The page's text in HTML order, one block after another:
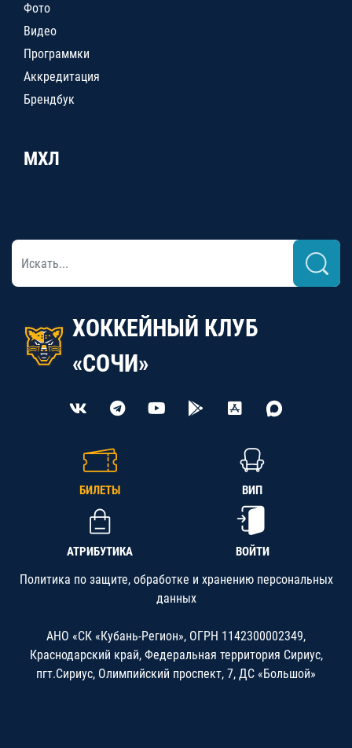
Фото
Видео
Программки
Аккредитация
Брендбук
МХЛ
ХОККЕЙНЫЙ КЛУБ
«СОЧИ»
БИЛЕТЫ ВИП
АТРИБУТИКА ВОЙТИ
Политика по защите, обработке и хранению персональных
данных
АНО «СК «Кубань-Регион», ОГРН 1142300002349,
Краснодарский край, Федеральная территория Сириус,
пгт.Сириус, Олимпийский проспект, 7, ДС «Большой»